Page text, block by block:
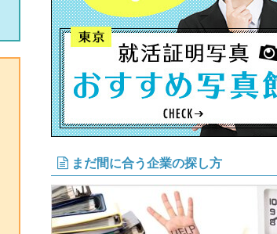
まだ間に合う企業の探し方